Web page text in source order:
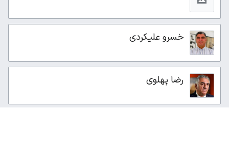
خسرو علیکردی
رضا پهلوی